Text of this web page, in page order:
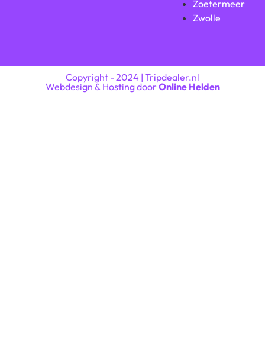
Zoetermeer
Zwolle
Copyright - 2024 | Tripdealer.nl
Webdesign & Hosting doorOnline Helden